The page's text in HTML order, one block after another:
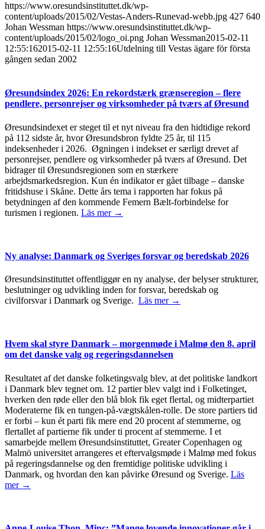
https://www.oresundsinstituttet.dk/wp-
content/uploads/2015/02/Vestas-Anders-Runevad-webb.jpg 427 640
Johan Wessman https://www.oresundsinstituttet.dk/wp-
content/uploads/2015/02/logo_oi.png Johan Wessman2015-02-11
12:55:162015-02-11 12:55:16Utdelning till Vestas ägare för första
gången sedan 2002
Øresundsindex 2026: En rekordstærk grænseregion – flere
pendlere, personrejser og virksomheder på tværs af Øresund
Øresundsindexet er steget til et nyt niveau fra den hidtidige rekord
på 112 sidste år, hvor Øresundsbron fyldte 25 år, til 115
indeksenheder i 2026. Øgningen i indekset er særligt drevet af
personrejser, pendlere og virksomheder på tværs af Øresund. Det
bidrager til Øresundsregionen som en stærkere
arbejdsmarkedsregion. Kun én indikator er gået tilbage – danske
fritidshuse i Skåne. Dette års tema i rapporten har fokus på
betydningen af den kommende Femern Bælt-forbindelse for
turismen i regionen. Läs mer →
Ny analyse: Danmark og Sveriges forsvar og beredskab 2026
Øresundsinstituttet offentliggør en ny analyse, der belyser strukturer,
beslutninger og udvikling inden for forsvar, beredskab og
civilforsvar i Danmark og Sverige. Läs mer →
Hvem skal styre Danmark – morgenmøde i Malmø den 8. april
om det danske valg og regeringsdannelsen
Resultatet af det danske folketingsvalg blev, at det politiske landkort
i Danmark blev tegnet om. 12 partier blev valgt ind i Folketinget,
hverken den røde eller den blå blok fik eget flertal, og midterpartiet
Moderaterne fik en tungen-på-vægtskålen-rolle. De store partiers tid
er forbi – kun ét parti fik mere end 20 procent af stemmerne, og
flertallet af partierne fik under ti procent af stemmerne. I et
samarbejde mellem Øresundsinstituttet, Greater Copenhagen og
Malmö universitet arrangeres et eftervalgsmøde i Malmø med fokus
på regeringsdannelse og den fremtidige politiske udvikling i
Danmark, og hvordan den kan påvirke Øresund og Sverige. Läs
mer →